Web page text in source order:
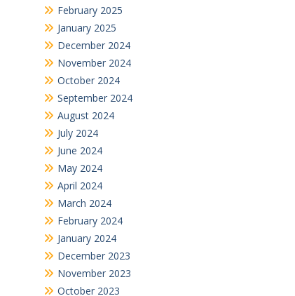
February 2025
January 2025
December 2024
November 2024
October 2024
September 2024
August 2024
July 2024
June 2024
May 2024
April 2024
March 2024
February 2024
January 2024
December 2023
November 2023
October 2023